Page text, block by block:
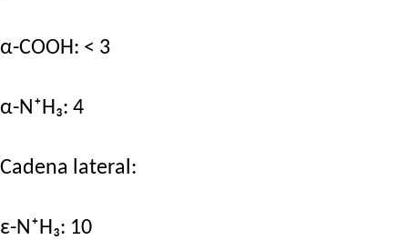
α-COOH: < 3
α-N⁺H₃: 4
Cadena lateral:
ε-N⁺H₃: 10